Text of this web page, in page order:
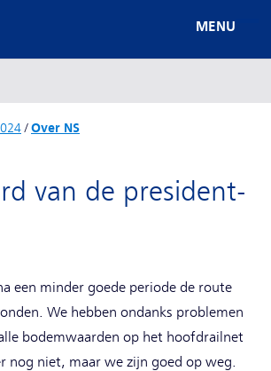
MENU
/Over NS
van de president-
een minder goede periode de route
We hebben ondanks problemen
bodemwaarden op het hoofdrailnet
nog niet, maar we zijn goed op weg.